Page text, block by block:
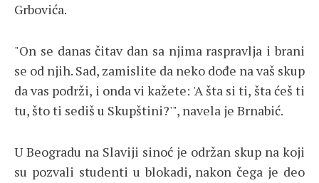
Grbovića.
"On se danas čitav dan sa njima raspravlja i brani
se od njih. Sad, zamislite da neko dođe na vaš skup
da vas podrži, i onda vi kažete: 'A šta si ti, šta ćeš ti
tu, što ti sediš u Skupštini?'", navela je Brnabić.
U Beogradu na Slaviji sinoć je održan skup na koji
su pozvali studenti u blokadi, nakon čega je deo